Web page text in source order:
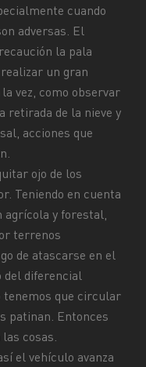
cuando
adversas. El
la pala
un gran
vez, como observar
retirada de la nieve y
acciones que
ojo de los
Teniendo en cuenta
y forestal,
terrenos
de atascarse en el
del diferencial
tenemos que circular
patinan. Entonces
cosas.
el vehículo avanza